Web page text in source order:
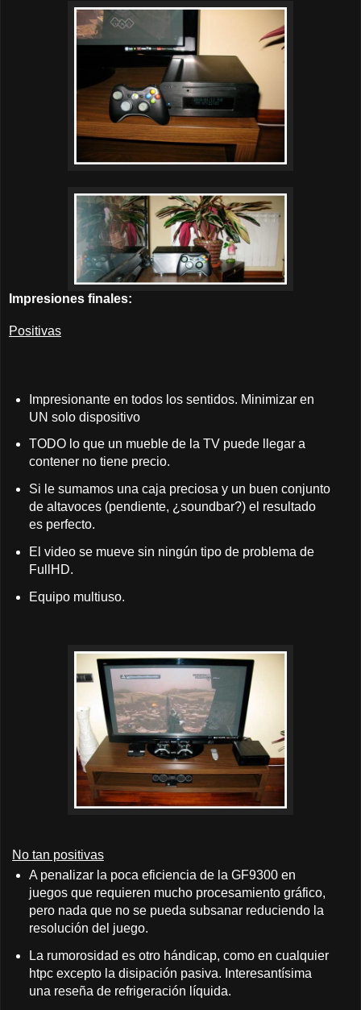
Impresiones finales:
Positivas
Impresionante en todos los sentidos. Minimizar en
UN solo dispositivo
TODO lo que un mueble de la TV puede llegar a
contener no tiene precio.
Si le sumamos una caja preciosa y un buen conjunto
de altavoces (pendiente, ¿soundbar?) el resultado
es perfecto.
El video se mueve sin ningún tipo de problema de
FullHD.
Equipo multiuso.
No tan positivas
A penalizar la poca eficiencia de la GF9300 en
juegos que requieren mucho procesamiento gráfico,
pero nada que no se pueda subsanar reduciendo la
resolución del juego.
La rumorosidad es otro hándicap, como en cualquier
htpc excepto la disipación pasiva. Interesantísima
una reseña de refrigeración líquida.